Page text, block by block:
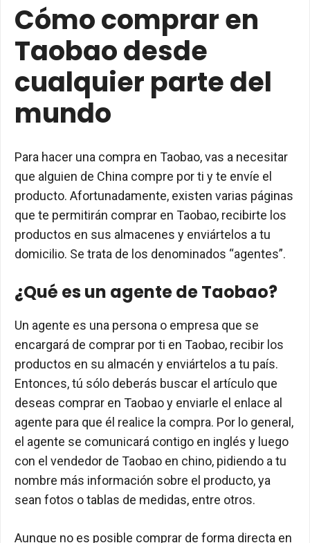
Cómo comprar en
Taobao desde
cualquier parte del
mundo
Para hacer una compra en Taobao, vas a necesitar
que alguien de China compre por ti y te envíe el
producto. Afortunadamente, existen varias páginas
que te permitirán comprar en Taobao, recibirte los
productos en sus almacenes y enviártelos a tu
domicilio. Se trata de los denominados “agentes”.
¿Qué es un agente de Taobao?
Un agente es una persona o empresa que se
encargará de comprar por ti en Taobao, recibir los
productos en su almacén y enviártelos a tu país.
Entonces, tú sólo deberás buscar el artículo que
deseas comprar en Taobao y enviarle el enlace al
agente para que él realice la compra. Por lo general,
el agente se comunicará contigo en inglés y luego
con el vendedor de Taobao en chino, pidiendo a tu
nombre más información sobre el producto, ya
sean fotos o tablas de medidas, entre otros.
Aunque no es posible comprar de forma directa en